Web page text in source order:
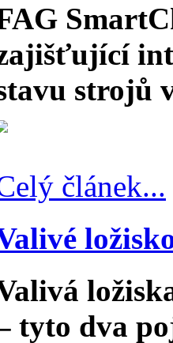
strojů
článek...
tyto dva